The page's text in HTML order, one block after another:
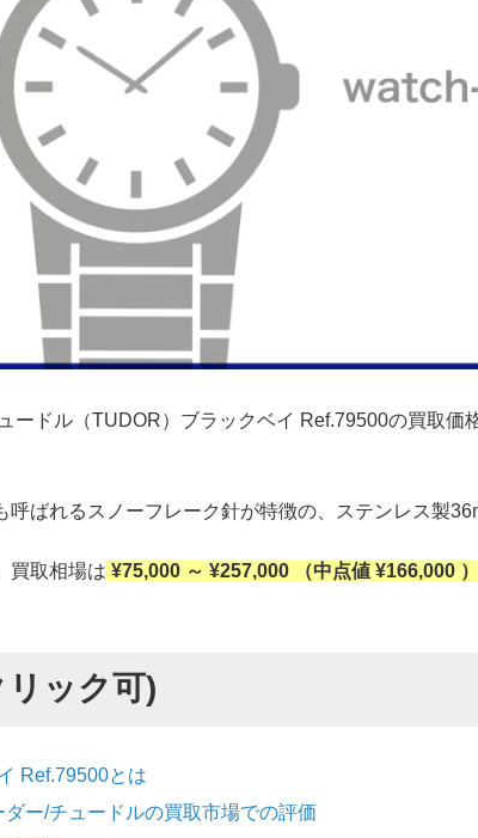
ードル（TUDOR）ブラックベイ Ref.79500の買取価
呼ばれるスノーフレーク針が特徴の、ステンレス製
買取相場は ¥75,000 ～ ¥257,000 （中点値 ¥166,000 ）
リック可)
Ref.79500とは
ダー/チュードルの買取市場での評価